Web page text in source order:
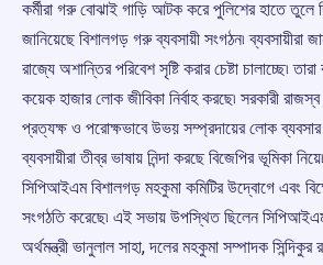
কর্মীরা গরু বোঝাই গাড়ি আটক করে পুলিশের হাতে তুলে
জানিয়েছে বিশালগড় গরু ব্যবসায়ী সংগঠন৷ ব্যবসায়ীরা
রাজ্যে অশান্তির পরিবেশ সৃষ্টি করার চেষ্টা চালাচ্ছে৷
কয়েক হাজার লোক জীবিকা নির্বাহ করছে৷ সরকারী
প্রত্যক্ষ ও পরোক্ষভাবে উভয় সম্প্রদায়ের লোক ব্যবসার
ব্যবসায়ীরা তীব্র ভাষায় নিন্দা করছে বিজেপির ভূমিকা
সিপিআইএম বিশালগড় মহকুমা কমিটির উদ্বোগে এবং
সংগঠতি করেছে৷ এই সভায় উপস্থিত ছিলেন
অর্থমন্ত্রী ভানুলাল সাহা, দলের মহকুমা সম্পাদক সিন্দিকুর